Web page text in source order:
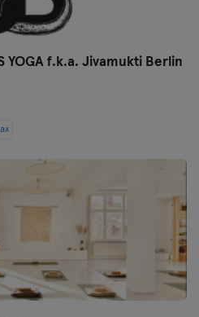
YOGA f.k.a. Jivamukti Berlin